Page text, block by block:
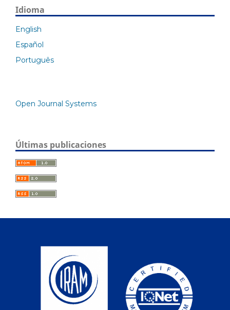
Idioma
English
Español
Português
Open Journal Systems
Últimas publicaciones